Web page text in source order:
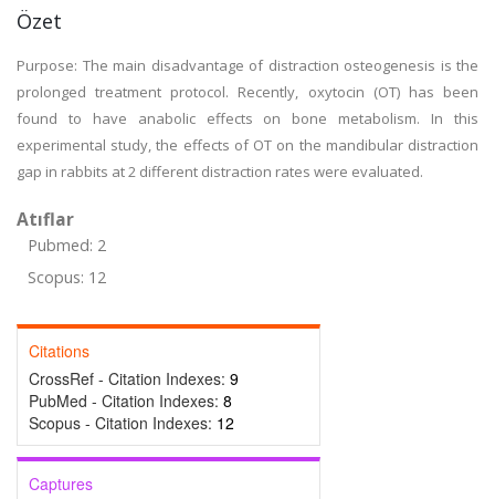
Özet
Purpose: The main disadvantage of distraction osteogenesis is the
prolonged treatment protocol. Recently, oxytocin (OT) has been
found to have anabolic effects on bone metabolism. In this
experimental study, the effects of OT on the mandibular distraction
gap in rabbits at 2 different distraction rates were evaluated.
Atıflar
Pubmed: 2
Scopus: 12
Citations
CrossRef - Citation Indexes: 9
PubMed - Citation Indexes: 8
Scopus - Citation Indexes: 12
Captures